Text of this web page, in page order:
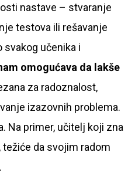
nastave – stvaranje
testova ili rešavanje
svakog učenika i
omogućava da lakše
za radoznalost,
izazovnih problema.
Na primer, učitelj koji zna
težiće da svojim radom